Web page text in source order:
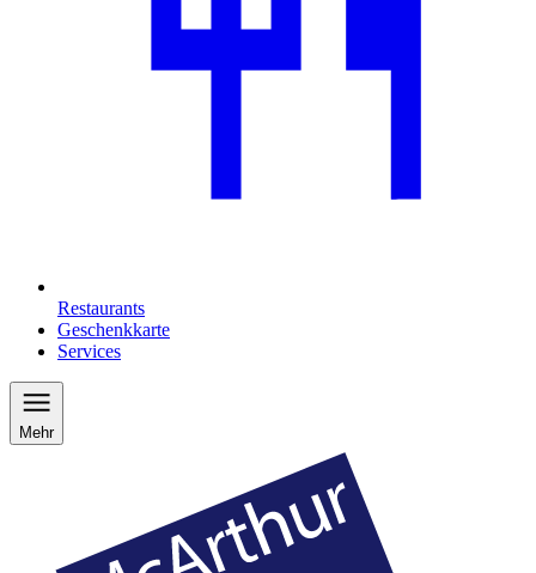
Restaurants
Geschenkkarte
Services
Mehr